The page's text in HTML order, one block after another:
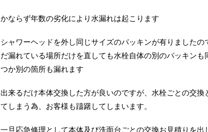
かならず年数の劣化により水漏れは起こります
シャワーヘッドを外し同じサイズのパッキンが有りました
だ漏れている場所だけを直しても水栓自体の別のパッキン
つか別の箇所も漏れます
出来るだけ本体交換した方が良いのですが、水栓ごとの交
てしまう為、お客様も躊躇してしまいます。
一旦応急修理として本体及び洗面台ごとの交換お見積りを出